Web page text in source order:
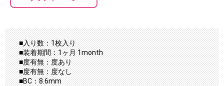
■入り数：1枚入り
■装着期間：1ヶ月 1month
■度有無：度あり
■度有無：度なし
■BC：8.6mm